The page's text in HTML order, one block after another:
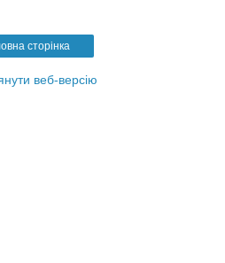
сторінка
веб-версію